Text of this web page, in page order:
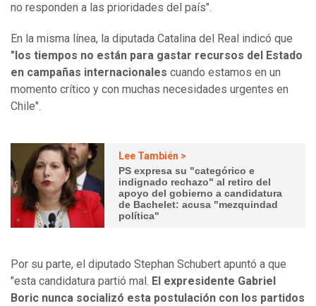
no responden a las prioridades del país".
En la misma línea, la diputada Catalina del Real indicó que
"los tiempos no están para gastar recursos del Estado
en campañas internacionales cuando estamos en un
momento crítico y con muchas necesidades urgentes en
Chile".
Lee También >
PS expresa su "categórico e
indignado rechazo" al retiro del
apoyo del gobierno a candidatura
de Bachelet: acusa "mezquindad
política"
Por su parte, el diputado Stephan Schubert apuntó a que
"esta candidatura partió mal. El expresidente Gabriel
Boric nunca socializó esta postulación con los partidos